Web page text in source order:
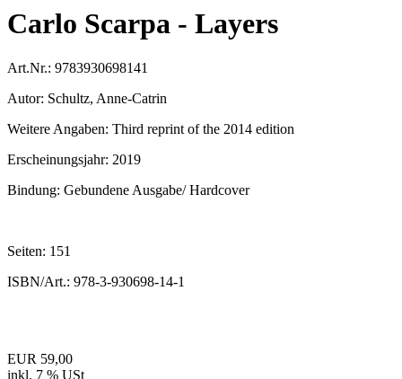
Carlo Scarpa - Layers
Art.Nr.: 9783930698141
Autor: Schultz, Anne-Catrin
Weitere Angaben: Third reprint of the 2014 edition
Erscheinungsjahr: 2019
Bindung: Gebundene Ausgabe/ Hardcover
Seiten: 151
ISBN/Art.: 978-3-930698-14-1
EUR 59,00
inkl. 7 % USt